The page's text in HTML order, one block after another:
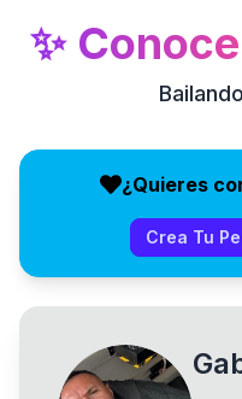
✨
¿Quieres
Crea Tu